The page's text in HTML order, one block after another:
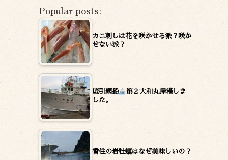
Popular posts:
カニ刺しは花を咲かせる派？咲か
せない派？
底引網船
第２大和丸帰港しま
した。
香住の岩牡蠣はなぜ美味しいの？